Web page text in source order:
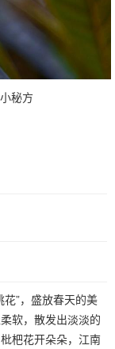
秘方
”，盛放春天的美
软，散发出淡淡的
杷花开朵朵，江南